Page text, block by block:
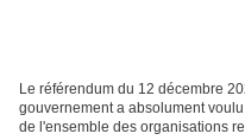
Le référendum du 12 décembre
gouvernement a absolument
de l'ensemble des organisations